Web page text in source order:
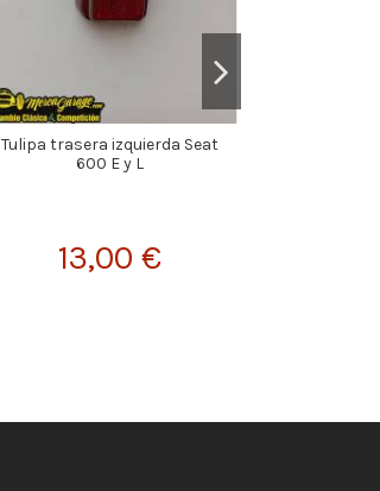
Tulipa trasera izquierda Seat
600 E y L
13,00 €